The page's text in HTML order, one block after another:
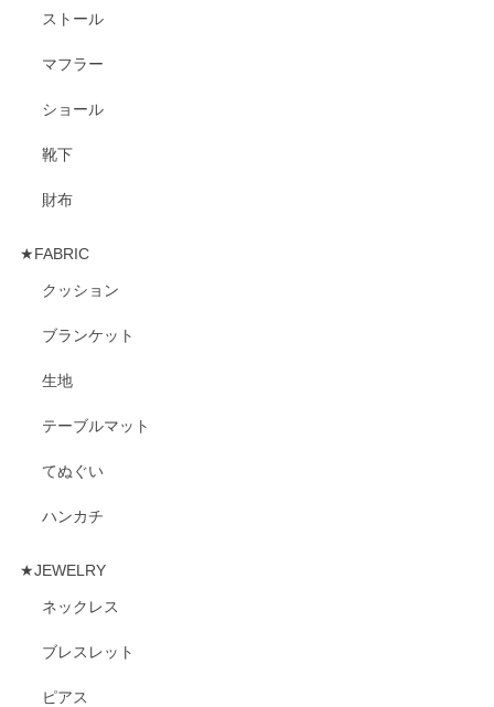
ストール
マフラー
ショール
靴下
財布
★FABRIC
クッション
ブランケット
生地
テーブルマット
てぬぐい
ハンカチ
★JEWELRY
ネックレス
ブレスレット
ピアス